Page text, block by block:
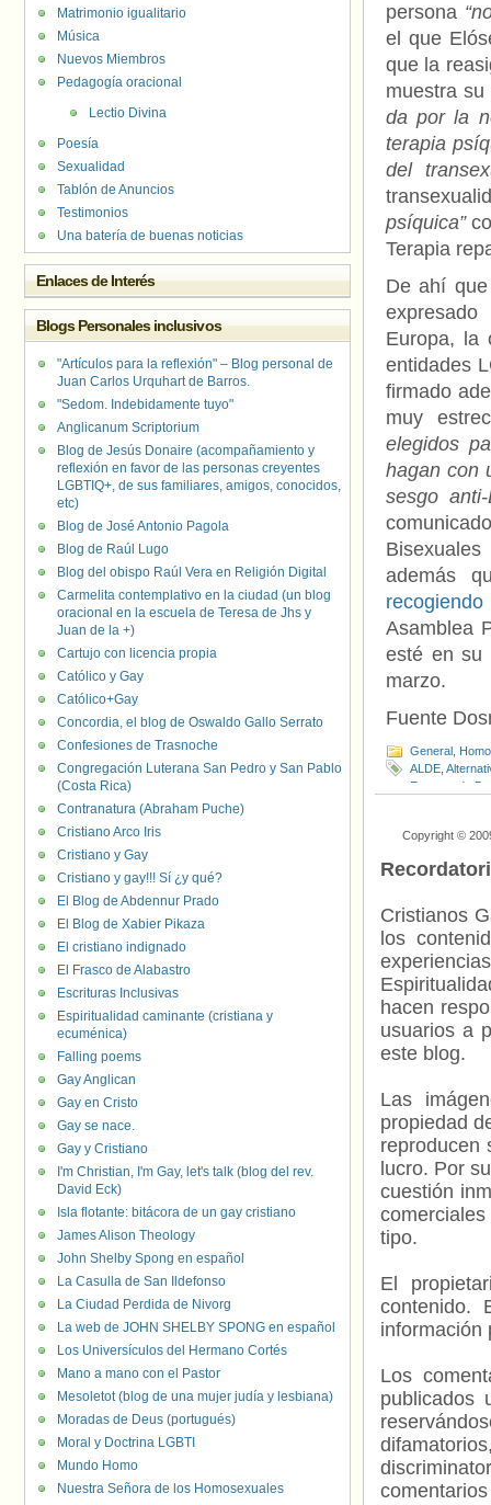
persona
el que
que la
muestra
da por la
terapia
del
psíquica”
Terapia
De ahí
Europa, la
entidades
firmado
muy
elegidos
hagan con
sesgo
además
Asamblea
esté en su
marzo.
Fuente
General
ALDE
Europea de
Giménez
Copyright ©
Cristianos
los
hacen
usuarios a
este blog.
Las
propiedad
reproducen
lucro. Por
cuestión
tipo.
El
contenido.
información
Los
publicados
Matrimonio igualitario
Música
Nuevos Miembros
Pedagogía oracional
Lectio Divina
Poesía
Sexualidad
Tablón de Anuncios
Testimonios
Una batería de buenas noticias
Enlaces de Interés
Blogs Personales inclusivos
"Artículos para la reflexión" – Blog personal de
Juan Carlos Urquhart de Barros.
"Sedom. Indebidamente tuyo"
Anglicanum Scriptorium
Blog de Jesús Donaire (acompañamiento y
reflexión en favor de las personas creyentes
LGBTIQ+, de sus familiares, amigos, conocidos,
etc)
Blog de José Antonio Pagola
Blog de Raúl Lugo
Blog del obispo Raúl Vera en Religión Digital
Carmelita contemplativo en la ciudad (un blog
oracional en la escuela de Teresa de Jhs y
Juan de la +)
Cartujo con licencia propia
Católico y Gay
Católico+Gay
Concordia, el blog de Oswaldo Gallo Serrato
Confesiones de Trasnoche
Congregación Luterana San Pedro y San Pablo
(Costa Rica)
Contranatura (Abraham Puche)
Cristiano Arco Iris
Cristiano y Gay
Cristiano y gay!!! Sí ¿y qué?
El Blog de Abdennur Prado
El Blog de Xabier Pikaza
El cristiano indignado
El Frasco de Alabastro
Escrituras Inclusivas
Espiritualidad caminante (cristiana y
ecuménica)
Falling poems
Gay Anglican
Gay en Cristo
Gay se nace.
Gay y Cristiano
I'm Christian, I'm Gay, let's talk (blog del rev.
David Eck)
Isla flotante: bitácora de un gay cristiano
James Alison Theology
John Shelby Spong en español
La Casulla de San Ildefonso
La Ciudad Perdida de Nivorg
La web de JOHN SHELBY SPONG en español
Los Universículos del Hermano Cortés
Mano a mano con el Pastor
Mesoletot (blog de una mujer judía y lesbiana)
Moradas de Deus (portugués)
Moral y Doctrina LGBTI
Mundo Homo
Nuestra Señora de los Homosexuales